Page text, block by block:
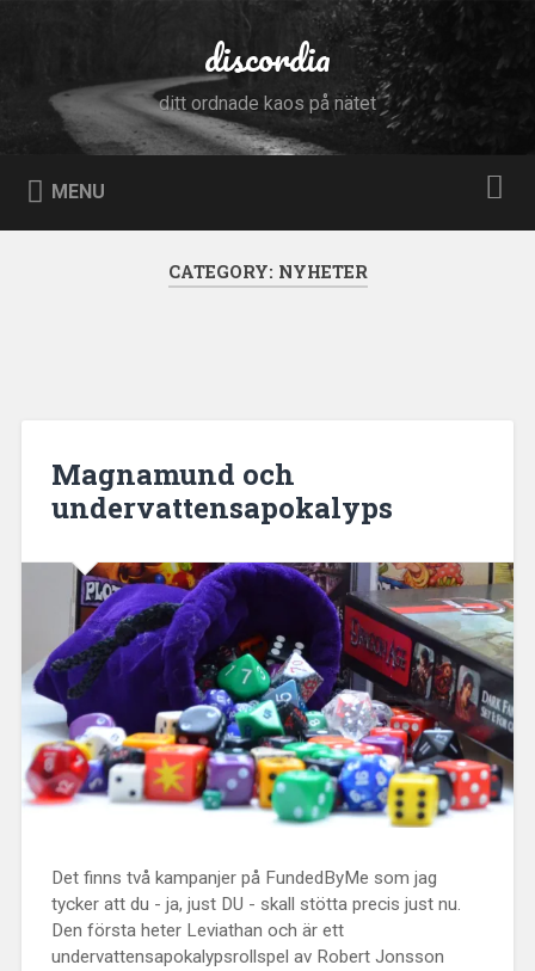
discordia
ditt ordnade kaos på nätet
MENU
CATEGORY: NYHETER
Magnamund och
undervattensapokalyps
Det finns två kampanjer på FundedByMe som jag
tycker att du - ja, just DU - skall stötta precis just nu.
Den första heter Leviathan och är ett
undervattensapokalypsrollspel av Robert Jonsson